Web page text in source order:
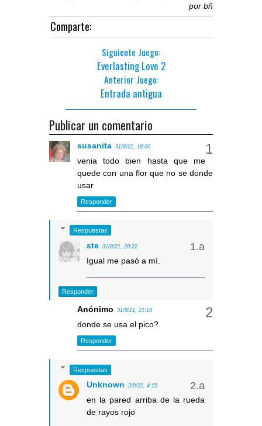
por bñ
Comparte:
Siguiente Juego:
Everlasting Love 2
Anterior Juego:
Entrada antigua
Publicar un comentario
susanita 31/8/21, 18:00
venia todo bien hasta que me
quede con una flor que no se donde
usar
Responder
Respuestas
ste 31/8/21, 20:22
Igual me pasó a mí.
Responder
Anónimo 31/8/21, 21:14
donde se usa el pico?
Responder
Respuestas
Unknown 2/9/21, 4:15
en la pared arriba de la rueda
de rayos rojo